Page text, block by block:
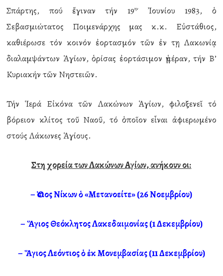
Σπάρτης, πού ἔγιναν τήν 19ηνἸουνίου 1983, ὁ
Σεβασμιώτατος Ποιμενάρχης μας κ.κ. Εὐστάθιος,
καθιέρωσε τόν κοινόν ἐορτασμόν τῶν ἐν τῃ Λακωνίᾳ
διαλαμψάντων Ἁγίων, ὁρίσας ἐορτάσιμον ἡμέραν, τήν Β’
Κυριακήν τῶν Νηστειῶν.
Τήν Ἱερά Εἰκόνα τῶν Λακώνων Ἁγίων, φιλοξενεῖ τό
βόρειον κλίτος τοῦ Ναοῦ, τό ὁποῖον εἶναι ἀφιερωμένο
στούς Λάκωνες Ἁγίους.
Στη χορεία των Λακώνων Αγίων, ανήκουν οι:
–Ὁσιος Νίκων ὁ «Μετανοείτε» (26 Νοεμβρίου)
–Ἅγιος Θεόκλητος Λακεδαιμονίας (1 Δεκεμβρίου)
–Ἅγιος Λεόντιος ὁ ἐκ Μονεμβασίας (11 Δεκεμβρίου)